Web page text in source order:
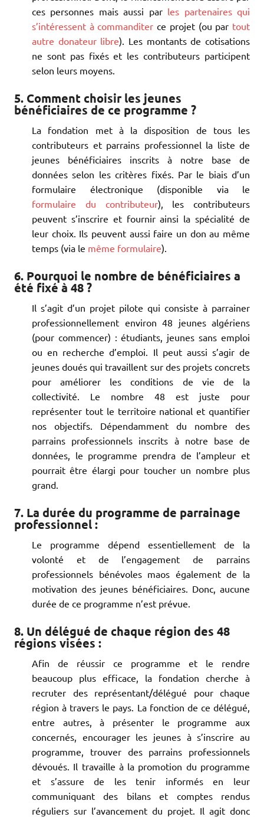
ces personnes mais aussi par les partenaires qui
s’intéressent à commanditer ce projet (ou par tout
autre donateur libre). Les montants de cotisations
ne sont pas fixés et les contributeurs participent
selon leurs moyens.
5. Comment choisir les jeunes
bénéficiaires de ce programme ?
La fondation met à la disposition de tous les
contributeurs et parrains professionnel la liste de
jeunes bénéficiaires inscrits à notre base de
données selon les critères fixés. Par le biais d’un
formulaire électronique (disponible via le
formulaire du contributeur), les contributeurs
peuvent s’inscrire et fournir ainsi la spécialité de
leur choix. Ils peuvent aussi faire un don au même
temps (via le même formulaire).
6. Pourquoi le nombre de bénéficiaires a
été fixé à 48 ?
Il s’agit d’un projet pilote qui consiste à parrainer
professionnellement environ 48 jeunes algériens
(pour commencer) : étudiants, jeunes sans emploi
ou en recherche d’emploi. Il peut aussi s’agir de
jeunes doués qui travaillent sur des projets concrets
pour améliorer les conditions de vie de la
collectivité. Le nombre 48 est juste pour
représenter tout le territoire national et quantifier
nos objectifs. Dépendamment du nombre des
parrains professionnels inscrits à notre base de
données, le programme prendra de l’ampleur et
pourrait être élargi pour toucher un nombre plus
grand.
7. La durée du programme de parrainage
professionnel :
Le programme dépend essentiellement de la
volonté et de l’engagement de parrains
professionnels bénévoles maos également de la
motivation des jeunes bénéficiaires. Donc, aucune
durée de ce programme n’est prévue.
8. Un délégué de chaque région des 48
régions visées :
Afin de réussir ce programme et le rendre
beaucoup plus efficace, la fondation cherche à
recruter des représentant/délégué pour chaque
région à travers le pays. La fonction de ce délégué,
entre autres, à présenter le programme aux
concernés, encourager les jeunes à s’inscrire au
programme, trouver des parrains professionnels
dévoués. Il travaille à la promotion du programme
et s’assure de les tenir informés en leur
communiquant des bilans et comptes rendus
réguliers sur l’avancement du projet. Il agit donc